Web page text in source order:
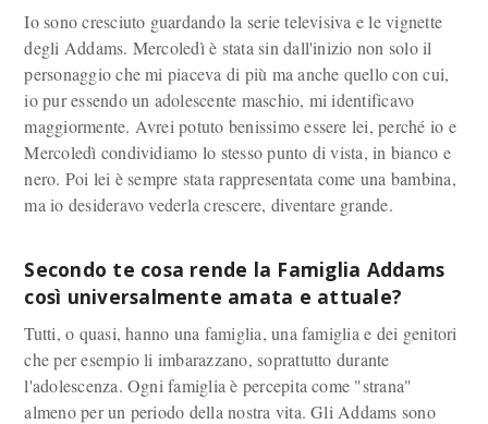
Io sono cresciuto guardando la serie televisiva e le vignette
degli Addams. Mercoledì è stata sin dall'inizio non solo il
personaggio che mi piaceva di più ma anche quello con cui,
io pur essendo un adolescente maschio, mi identificavo
maggiormente. Avrei potuto benissimo essere lei, perché io e
Mercoledì condividiamo lo stesso punto di vista, in bianco e
nero. Poi lei è sempre stata rappresentata come una bambina,
ma io desideravo vederla crescere, diventare grande.
Secondo te cosa rende la Famiglia Addams
così universalmente amata e attuale?
Tutti, o quasi, hanno una famiglia, una famiglia e dei genitori
che per esempio li imbarazzano, soprattutto durante
l'adolescenza. Ogni famiglia è percepita come "strana"
almeno per un periodo della nostra vita. Gli Addams sono